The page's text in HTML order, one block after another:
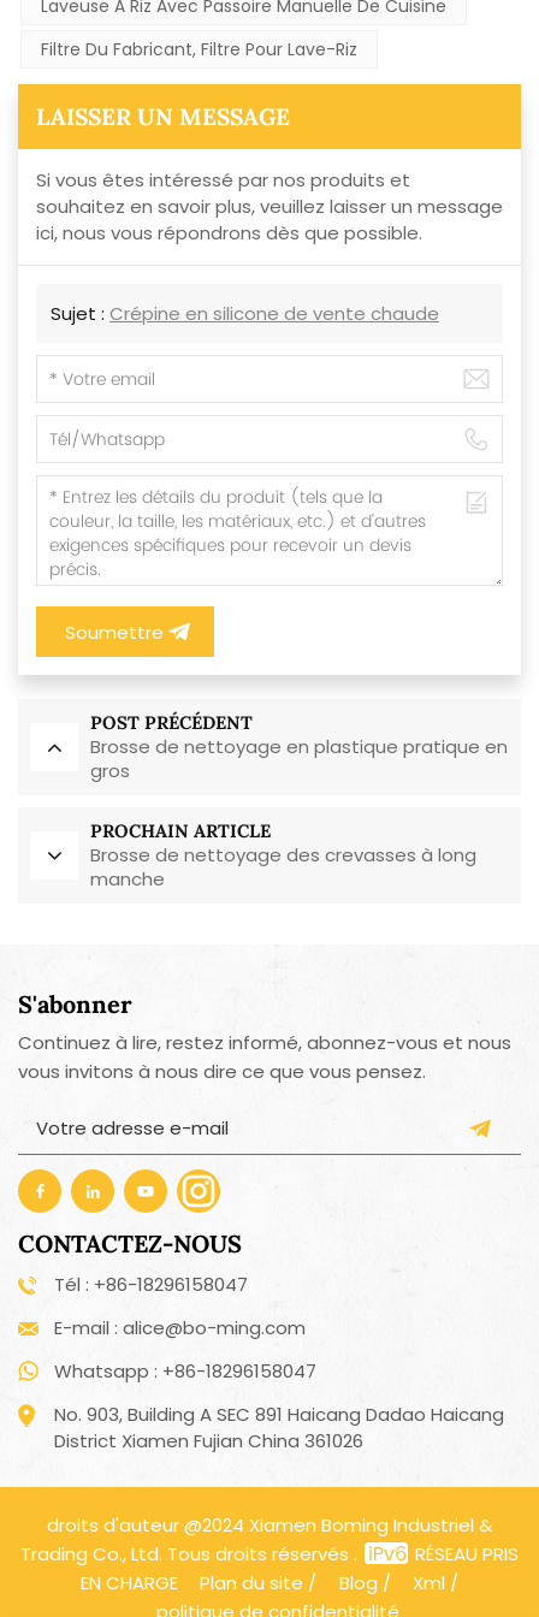
Laveuse À Riz Avec Passoire Manuelle De Cuisine
Filtre Du Fabricant, Filtre Pour Lave-Riz
LAISSER UN MESSAGE
Si vous êtes intéressé par nos produits et
souhaitez en savoir plus, veuillez laisser un message
ici, nous vous répondrons dès que possible.
Sujet : Crépine en silicone de vente chaude
Soumettre
POST PRÉCÉDENT
Brosse de nettoyage en plastique pratique en
gros
PROCHAIN ARTICLE
Brosse de nettoyage des crevasses à long
manche
S'abonner
Continuez à lire, restez informé, abonnez-vous et nous
vous invitons à nous dire ce que vous pensez.
CONTACTEZ-NOUS
Tél : +86-18296158047
E-mail : alice@bo-ming.com
Whatsapp : +86-18296158047
No. 903, Building A SEC 891 Haicang Dadao Haicang
District Xiamen Fujian China 361026
droits d'auteur @2024 Xiamen Boming Industriel &
Trading Co., Ltd. Tous droits réservés .
RÉSEAU PRIS
EN CHARGE
Plan du site / Blog / Xml /
politique de confidentialité